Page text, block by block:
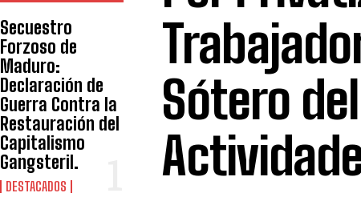
Secuestro
Forzoso de
Maduro:
Declaración de
Guerra Contra la
Restauración del
Capitalismo
Gangsteril.
DESTACADOS
Sótero